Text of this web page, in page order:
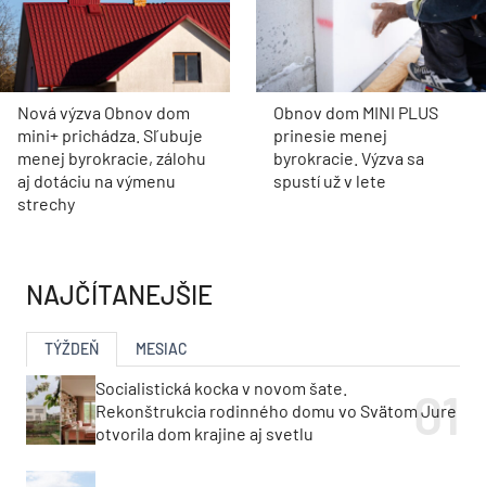
Nová výzva Obnov dom
mini+ prichádza. Sľubuje
menej byrokracie, zálohu
aj dotáciu na výmenu
strechy
Obnov dom MINI PLUS
prinesie menej
byrokracie. Výzva sa
spustí už v lete
NAJČÍTANEJŠIE
TÝŽDEŇ MESIAC
Socialistická kocka v novom šate.
Rekonštrukcia rodinného domu vo Svätom Jure
otvorila dom krajine aj svetlu